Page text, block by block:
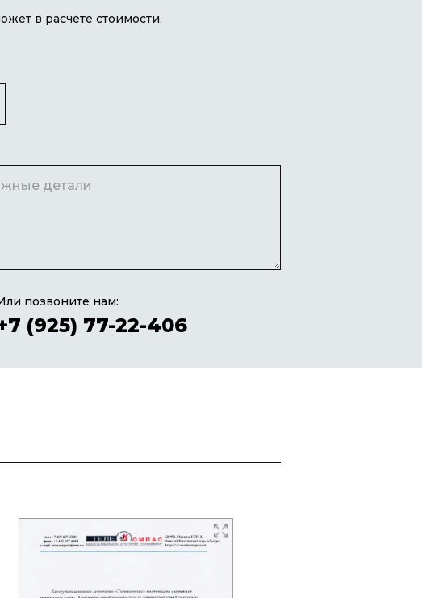
в расчёте стоимости.
позвоните нам:
(925) 77-22-406